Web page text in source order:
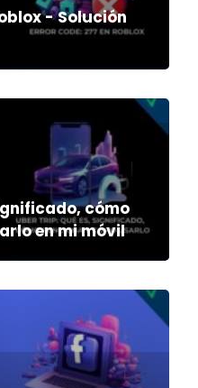
- Solución
cómo
en mi móvil